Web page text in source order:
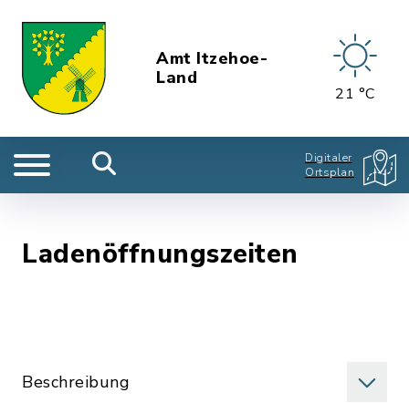
Amt Itzehoe-
Land
21 °C
Digitaler
Ortsplan
Ladenöffnungszeiten
Beschreibung